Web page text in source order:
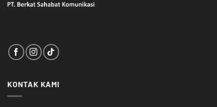
KONTAK KAMI